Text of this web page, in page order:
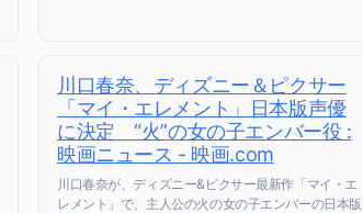
川口春奈、ディズニー＆ピクサー
「マイ・エレメント」日本版声優
に決定 “火”の女の子エンバー役 :
映画ニュース - 映画.com
川口春奈が、ディズニー&ピクサー最新作「マイ・エ
レメント」で、主人公の火の女の子エンバーの日本版